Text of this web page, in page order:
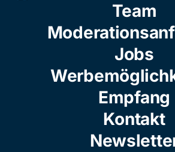
Team
Jobs
Empfang
Kontakt